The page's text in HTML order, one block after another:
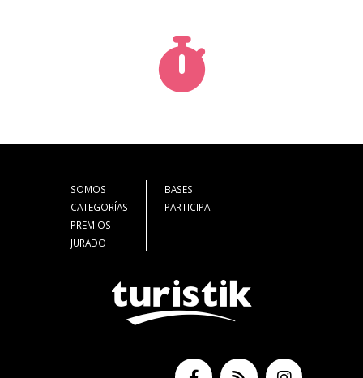
SOMOS
CATEGORÍAS
PREMIOS
JURADO
BASES
PARTICIPA